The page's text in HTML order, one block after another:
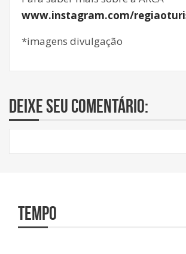
www.instagram.com/
*imagens divulgação
Deixe seu comentário:
Tempo